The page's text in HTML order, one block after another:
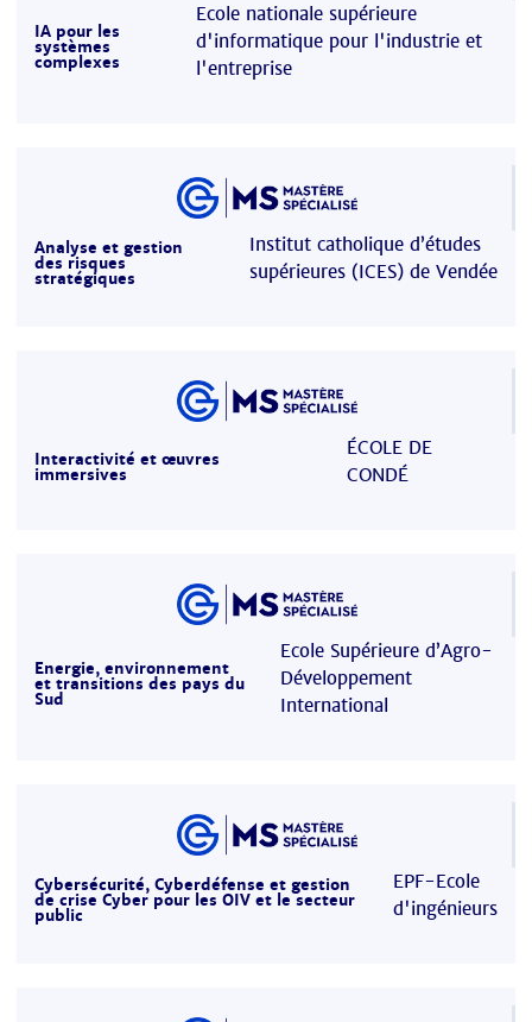
IA pour les
systèmes
complexes
Ecole nationale supérieure
d'informatique pour l'industrie et
l'entreprise
Analyse et gestion
des risques
stratégiques
Institut catholique d’études
supérieures (ICES) de Vendée
Interactivité et œuvres
immersives
ÉCOLE DE
CONDÉ
Energie, environnement
et transitions des pays du
Sud
Ecole Supérieure d’Agro-
Développement
International
Cybersécurité, Cyberdéfense et gestion
de crise Cyber pour les OIV et le secteur
public
EPF-Ecole
d'ingénieurs